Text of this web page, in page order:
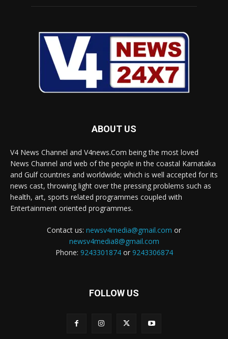
ABOUT US
V4 News Channel and V4news.Com being the most loved
News Channel and web of the people in the coastal Karnataka
and Gulf countries and worldwide; which is well accepted for its
news cast, throwing light over the pressing problems such as
health, art, sports related programmes coupled with
Entertainment oriented programmes.
Contact us: newsv4media@gmail.com or
newsv4media8@gmail.com
Phone: 9243301874or 9243306874
FOLLOW US